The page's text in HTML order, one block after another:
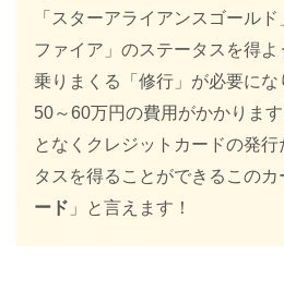
「スターアライアンスゴール
ファイア」のステータスを得
乗りまくる「修行」が必要に
50～60万円の費用がかかりま
となくクレジットカードの発
タスを得ることができるこのカ
ード 」と言えます！